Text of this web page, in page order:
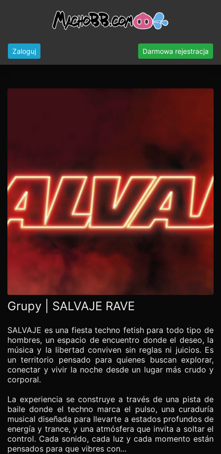
Zaloguj Darmowa rejestracja
Grupy | SALVAJE RAVE
SALVAJE es una fiesta techno fetish para todo tipo de
hombres, un espacio de encuentro donde el deseo, la
música y la libertad conviven sin reglas ni juicios. Es
un territorio pensado para quienes buscan explorar,
conectar y vivir la noche desde un lugar más crudo y
corporal.
La experiencia se construye a través de una pista de
baile donde el techno marca el pulso, una curaduría
musical diseñada para llevarte a estados profundos de
energía y trance, y una atmósfera que invita a soltar el
control. Cada sonido, cada luz y cada momento están
pensados para que vibres con...